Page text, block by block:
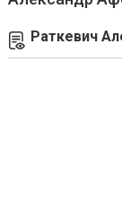
Раткевич